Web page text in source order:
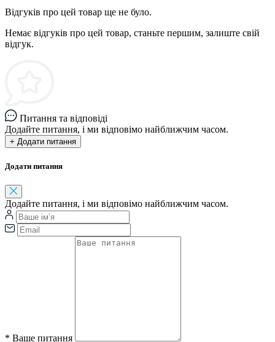
Відгуків про цей товар ще не було.
Немає відгуків про цей товар, станьте першим, залиште свій
відгук.
Питання та відповіді
Додайте питання, і ми відповімо найближчим часом.
+ Додати питання
Додати питання
Додайте питання, і ми відповімо найближчим часом.
* Ваше питання